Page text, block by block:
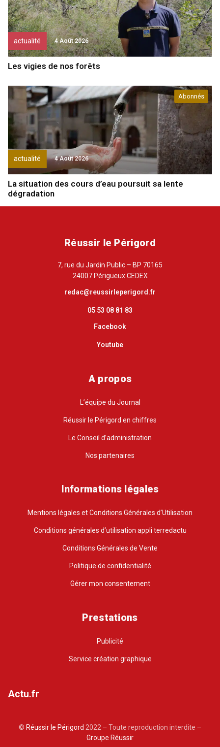
actualité 4 Août 2026
Les vigies de nos forêts
actualité
Abonnés
4 Août 2026
La situation des cours d’eau poursuit sa lente
dégradation
Réussir le Périgord
7, rue du Jardin Public – BP 70165
24007 Périgueux CEDEX
redac@reussirleperigord.fr
05 53 08 81 83
Facebook
Youtube
A propos
L’équipe du Journal
Réussir le Périgord en chiffres
Le Conseil d’administration
Nos partenaires
Informations légales
Mentions légales et Conditions Générales d’Utilisation
Conditions générales d’utilisation appli terredactu
Conditions Générales de Vente
Politique de confidentialité
Gérer mon consentement
Prestations
Publicité
Service création graphique
Actu.fr
© Réussir le Périgord 2022 – Toute reproduction interdite –
Groupe Réussir